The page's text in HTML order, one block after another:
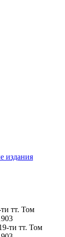
издания
тт. Том